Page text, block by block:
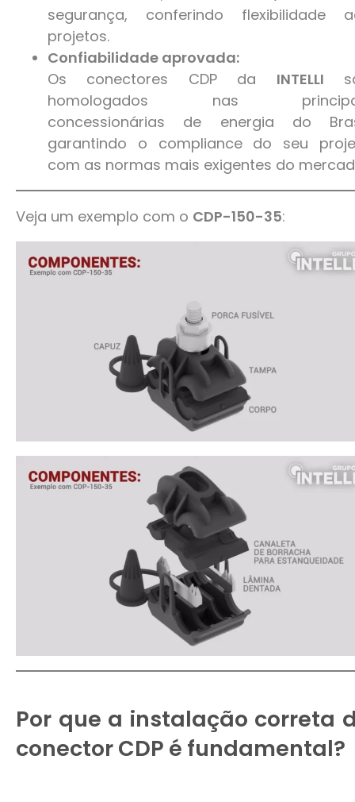
segurança, conferindo flexibilidade
projetos.
Confiabilidade aprovada:
Os conectores CDP da INTELLI
homologados nas
concessionárias de energia do
garantindo o compliance do seu
com as normas mais exigentes do
Veja um exemplo com o CDP-150-35:
Por que a instalação correta
conector CDP é fundamental?